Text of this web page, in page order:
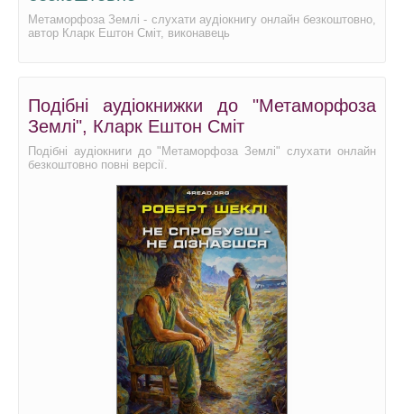
Метаморфоза Землі - слухати аудіокнигу онлайн безкоштовно,
автор Кларк Ештон Сміт, виконавець
Подібні аудіокнижки до "Метаморфоза
Землі", Кларк Ештон Сміт
Подібні аудіокниги до "Метаморфоза Землі" слухати онлайн
безкоштовно повні версії.